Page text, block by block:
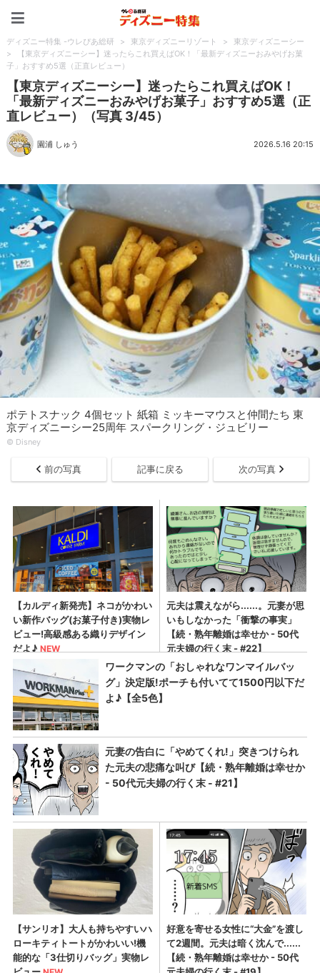
ディズニー特集 -ウレぴあ総研 > 東京ディズニーリゾート >
東京ディズニーシー
>
【東京ディズニーシー】迷ったらこれ買えばOK！「最新ディズニーおみやげお菓
子」おすすめ5選（正直レビュー）
【東京ディズニーシー】迷ったらこれ買えばOK！
「最新ディズニーおみやげお菓子」おすすめ5選（正
直レビュー）（写真 3/45）
園浦 しゅう 2026.5.16 20:15
ポテトスナック 4個セット 紙箱 ミッキーマウスと仲間たち 東
京ディズニーシー25周年 スパークリング・ジュビリー
© Disney
前の写真 記事に戻る 次の写真